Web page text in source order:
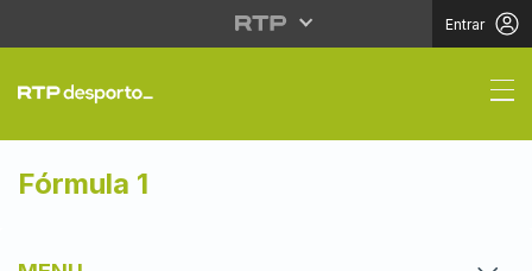
Entrar
Kimi Antonelli
Fórmula 1